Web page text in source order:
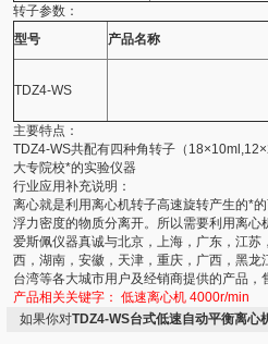
转子参数：
型号
产品名称
TDZ4-WS
主要特点：
TDZ4-WS共配有四种角转子（
大专院校*的实验仪器
行业应用补充说明：
离心就是利用离心机转子高速旋转产生的*
浮力密度的物质分离开。所以需要利用离
爱斯佩仪器真诚与北京，上海，广东，江
西，湖南，安徽，天津，重庆，广西，黑
台湾等各大城市用户及经销商提供的产品，
产品相关关键字： 低速离心机 4000r/min
如果你对TDZ4-WS台式低速自动平衡离心